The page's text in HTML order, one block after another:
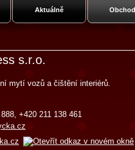
Aktuálně
s.r.o.
mytí vozů a čištění interiérů.
+420 211 138 461